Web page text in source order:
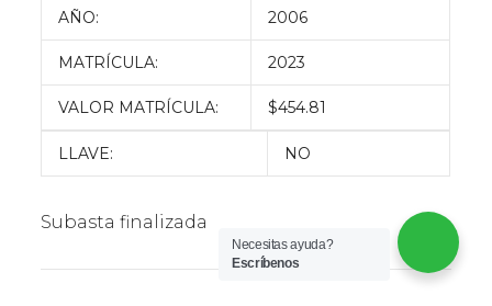
AÑO: 2006
MATRÍCULA: 2023
VALOR MATRÍCULA: $454.81
LLAVE: NO
Subasta finalizada
Necesitas ayuda?
Escríbenos